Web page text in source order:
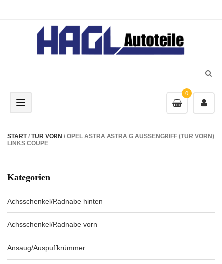
0
Toggle navigation
START/ TÜR VORN / OPEL ASTRA ASTRA G AUSSENGRIFF (TÜR VORN)
LINKS COUPE
Kategorien
Achsschenkel/Radnabe hinten
Achsschenkel/Radnabe vorn
Ansaug/Auspuffkrümmer